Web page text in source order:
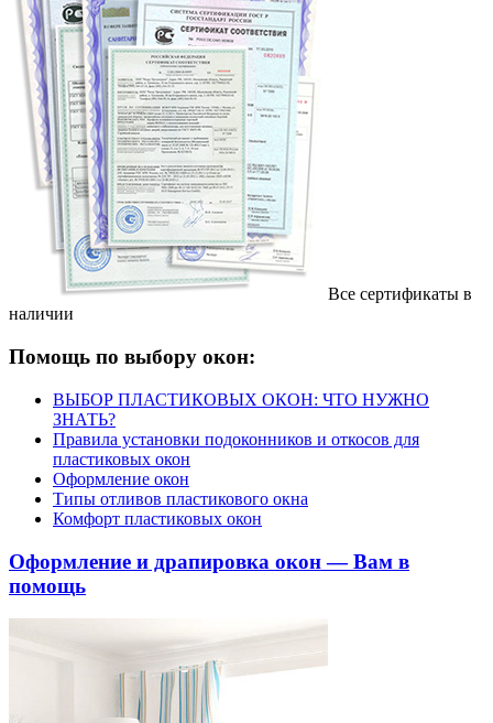
Все сертификаты в
наличии
Помощь по выбору окон:
ВЫБОР ПЛАСТИКОВЫХ ОКОН: ЧТО НУЖНО
ЗНАТЬ?
Правила установки подоконников и откосов для
пластиковых окон
Оформление окон
Типы отливов пластикового окна
Комфорт пластиковых окон
Оформление и драпировка окон — Вам в
помощь